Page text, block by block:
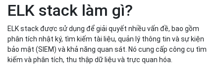
ELK stack làm gì?
ELK stack được sử dụng để giải quyết nhiều vấn đề, bao gồm
phân tích nhật ký, tìm kiếm tài liệu, quản lý thông tin và sự kiện
bảo mật (SIEM) và khả năng quan sát. Nó cung cấp công cụ tìm
kiếm và phân tích, thu thập dữ liệu và trực quan hóa.